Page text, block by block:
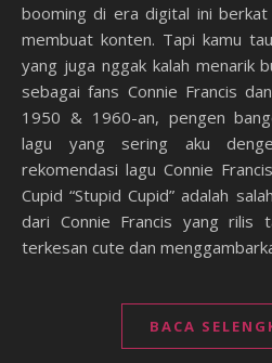
booming di era digital ini
membuat konten. Tapi kamu
yang juga nggak kalah menarik
sebagai fans Connie Francis
1950 & 1960-an, pengen
lagu yang sering aku
rekomendasi lagu Connie
Cupid “Stupid Cupid” adalah
dari Connie Francis yang rilis
terkesan cute dan
BACA